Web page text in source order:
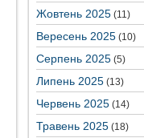
Жовтень 2025(11)
Вересень 2025(10)
Серпень 2025(5)
Липень 2025(13)
Червень 2025(14)
Травень 2025(18)